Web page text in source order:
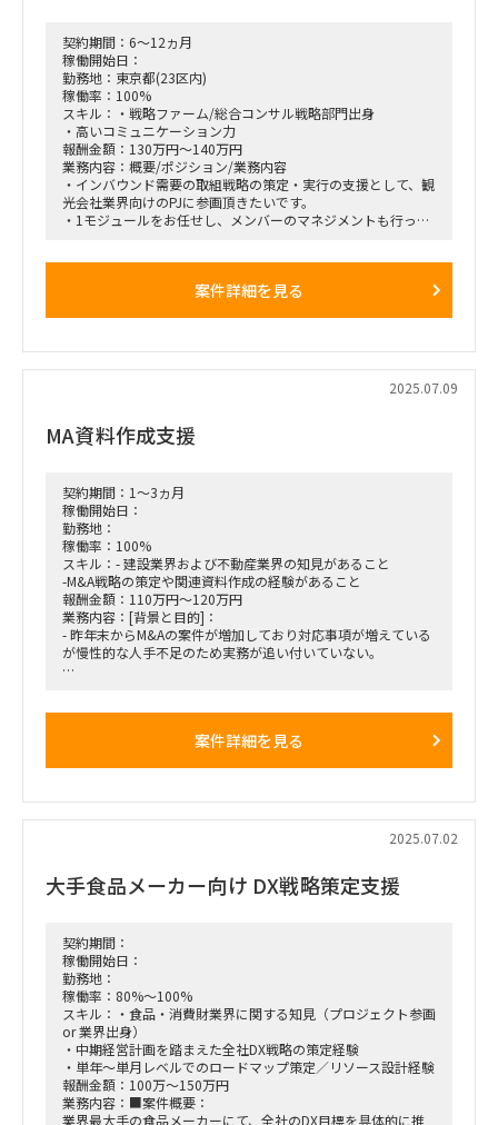
契約期間：6～12ヵ月
稼働開始日：
勤務地：東京都(23区内)
稼働率：100%
スキル：・戦略ファーム/総合コンサル戦略部門出身
・高いコミュニケーション力
報酬金額：130万円～140万円
業務内容：概要/ポジション/業務内容
・インバウンド需要の取組戦略の策定・実行の支援として、観
光会社業界向けのPJに参画頂きたいです。
・1モジュールをお任せし、メンバーのマネジメントも行って
・インバウンド戦略の方向性を提言
・現場実行に向けたアクションプラン作成
・メンバー管理
・自らもプレイヤーとして実行・巻き取り
作業場所
週3以上東京オフィスへ出社
期間
2025/7/1～2026/3/31
稼働率
100%
1名
案件詳細を見る
2025.07.09
MA資料作成支援
契約期間：1～3ヵ月
稼働開始日：
勤務地：
稼働率：100%
スキル：- 建設業界および不動産業界の知見があること
-M&A戦略の策定や関連資料作成の経験があること
報酬金額：110万円～120万円
業務内容：[背景と目的]：
- 昨年末からM&Aの案件が増加しており対応事項が増えている
が慢性的な人手不足のため実務が追い付いていない。
-社内の意思決定（ボードメンバー向け）のための資料作成
■作業場所:原則リモート
■面談回数:2回
■契約開始時期:ASAP~9/30
※継続可能性あり
案件詳細を見る
2025.07.02
大手食品メーカー向け DX戦略策定支援
契約期間：
稼働開始日：
勤務地：
稼働率：80%～100%
スキル：・食品・消費財業界に関する知見（プロジェクト参画
or 業界出身）
・中期経営計画を踏まえた全社DX戦略の策定経験
・単年〜単月レベルでのロードマップ策定／リソース設計経験
報酬金額：100万～150万円
業務内容：■案件概要：
業界最大手の食品メーカーにて、全社のDX目標を具体的に推